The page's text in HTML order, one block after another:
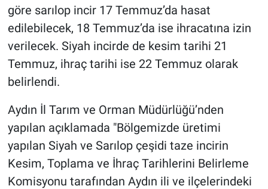
göre sarılop incir 17 Temmuz’da hasat
edilebilecek, 18 Temmuz’da ise ihracatına izin
verilecek. Siyah incirde de kesim tarihi 21
Temmuz, ihraç tarihi ise 22 Temmuz olarak
belirlendi.
Aydın İl Tarım ve Orman Müdürlüğü’nden
yapılan açıklamada "Bölgemizde üretimi
yapılan Siyah ve Sarılop çeşidi taze incirin
Kesim, Toplama ve İhraç Tarihlerini Belirleme
Komisyonu tarafından Aydın ili ve ilçelerindeki